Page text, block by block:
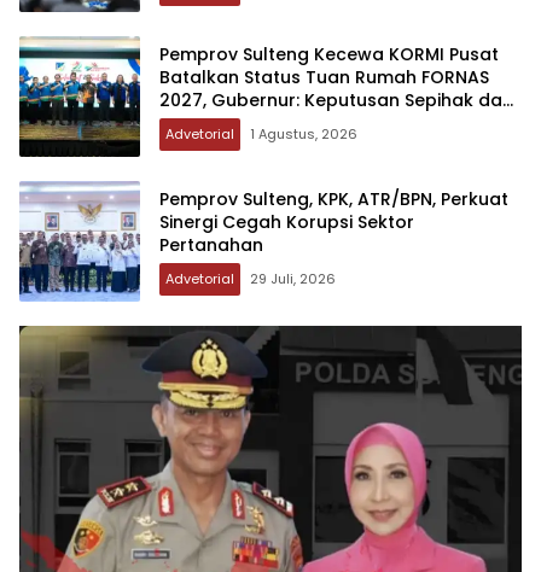
Pemprov Sulteng Kecewa KORMI Pusat
Batalkan Status Tuan Rumah FORNAS
2027, Gubernur: Keputusan Sepihak dan
Tanpa Koordinasi
Advetorial 1 Agustus, 2026
Pemprov Sulteng, KPK, ATR/BPN, Perkuat
Sinergi Cegah Korupsi Sektor
Pertanahan
Advetorial 29 Juli, 2026